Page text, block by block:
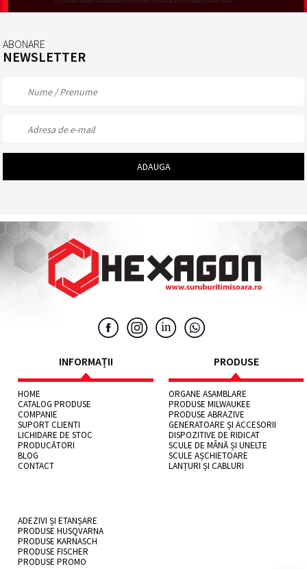
ABONARE
NEWSLETTER
INFORMAȚII
HOME
CATALOG PRODUSE
COMPANIE
SUPORT CLIENTI
LICHIDARE DE STOC
PRODUCĂTORI
BLOG
CONTACT
PRODUSE
ORGANE ASAMBLARE
PRODUSE MILWAUKEE
PRODUSE ABRAZIVE
GENERATOARE ȘI ACCESORII
DISPOZITIVE DE RIDICAT
SCULE DE MÂNĂ ȘI UNELTE
SCULE AȘCHIETOARE
LANȚURI ȘI CABLURI
ADEZIVI ȘI ETANȘARE
PRODUSE HUSQVARNA
PRODUSE KARNASCH
PRODUSE FISCHER
PRODUSE PROMO